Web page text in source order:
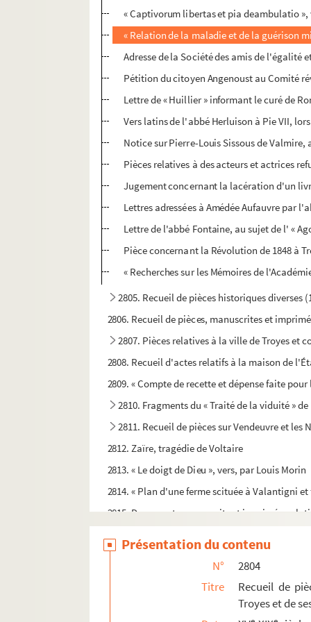
« Captivorum libertas et pia deambulatio
« Relation de la maladie et de la guérison
Adresse de la Société des amis de l'égalité
Pétition du citoyen Angenoust au Comité
Lettre de « Huillier » informant le curé de
Vers latins de l'abbé Herluison à Pie VII,
Notice sur Pierre-Louis Sissous de
Pièces relatives à des acteurs et actrices
Jugement concernant la lacération d'un
Lettres adressées à Amédée Aufauvre par
Lettre de l'abbé Fontaine, au sujet de l' «
Pièce concernant la Révolution de 1848 à
« Recherches sur les Mémoires de
2805. Recueil de pièces historiques diverses
2806. Recueil de pièces, manuscrites et
2807. Pièces relatives à la ville de Troyes et
2808. Recueil d'actes relatifs à la maison de
2809. « Compte de recette et dépense faite
2810. Fragments du « Traité de la viduité »
2811. Recueil de pièces sur Vendeuvre et les
2812. Zaïre, tragédie de Voltaire
2813. « Le doigt de Dieu », vers, par Louis Morin
2814. « Plan d'une ferme scituée à Valantigni
2815. Documents manuscrits et imprimés,
Dieu et l'homme
Présentation du contenu
N°
2804
Titre
Recueil de
Troyes et de